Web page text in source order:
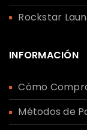
Rockstar
INFORMACIÓN
Cómo
Métodos de